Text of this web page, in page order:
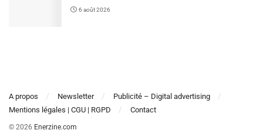
6 août 2026
A propos Newsletter
Publicité – Digital advertising
Mentions légales | CGU | RGPD
Contact
© 2026 Enerzine.com